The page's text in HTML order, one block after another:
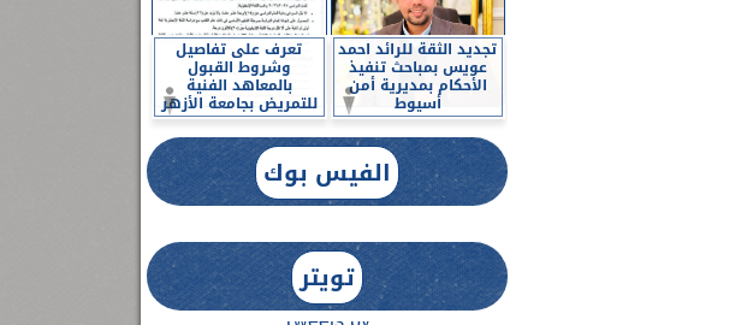
تجديد الثقة للرائد احمد
عويس بمباحث تنفيذ
الأحكام بمديرية أمن
أسيوط
تعرف على تفاصيل
وشروط القبول
بالمعاهد الفنية
للتمريض بجامعة الأزهر
الفيس بوك
تويتر